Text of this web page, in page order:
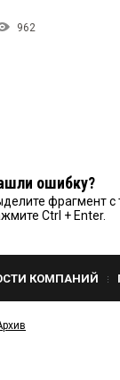
962
ошибку?
фрагмент с
Ctrl + Enter.
КОМПАНИЙ